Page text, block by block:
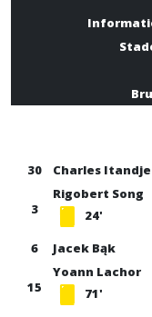
30 Charles Itandje
3
Rigobert Song
24'
6
Jacek Bąk
15
Yoann Lachor
71'